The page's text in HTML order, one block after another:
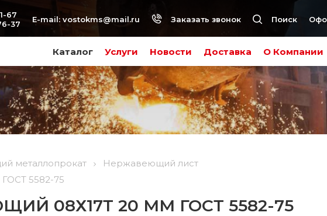
Каталог Услуги Новости Доставка О Компании
67
37
E-mail: vostokms@mail.ru Заказать звонок Поиск
металлопрокат
Нержавеющий лист
5582-75
08Х17Т 20 ММ ГОСТ 5582-75